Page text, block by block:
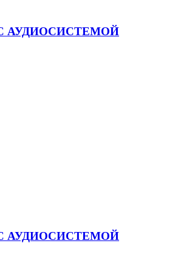
С АУДИОСИСТЕМОЙ
С АУДИОСИСТЕМОЙ